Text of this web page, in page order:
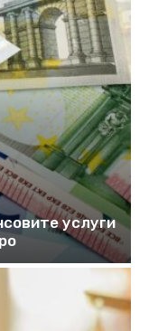
услуги